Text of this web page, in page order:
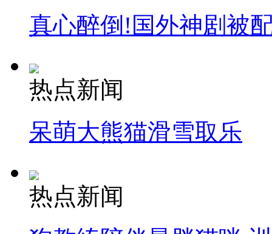
真心醉倒!国外神剧被
热点新闻
呆萌大熊猫滑雪取乐
热点新闻